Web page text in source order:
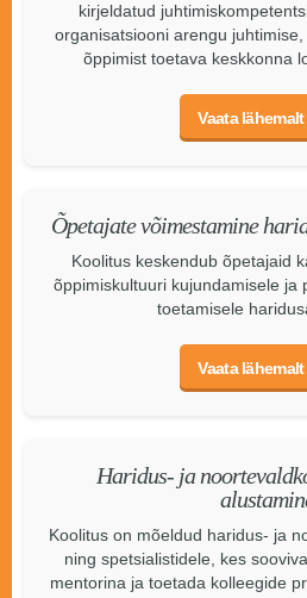
kirjeldatud
organisatsiooni arengu
õppimist toetava keskkonna
Vaata lähemalt
Õpetajate võimestamine
Koolitus keskendub õpetajaid
õppimiskultuuri kujundamisele ja
toetamisele
Vaata lähemalt
Haridus- ja
Koolitus on mõeldud haridus- ja
ning spetsialistidele, kes
mentorina ja toetada kolleegide